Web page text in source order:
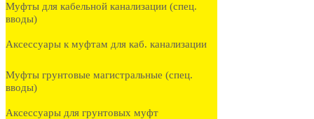
Муфты для кабельной канализации (спец.
вводы)
Аксессуары к муфтам для каб. канализации
Муфты грунтовые магистральные (спец.
вводы)
Аксессуары для грунтовых муфт